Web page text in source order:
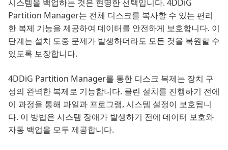
시스템을 백업하는 것은 현명한 선택입니다. 4DDiG
Partition Manager는 전체 디스크를 복사할 수 있는 편리
한 복제 기능을 제공하여 데이터를 안전하게 보호합니다. 이
단계는 설치 도중 문제가 발생하더라도 모든 것을 복원할 수
있도록 보장합니다.
4DDiG Partition Manager를 통한 디스크 복제는 장치 구
성의 완벽한 복제로 기능합니다. 클린 설치를 진행하기 전에
이 과정을 통해 파일과 프로그램, 시스템 설정이 보호됩니
다. 이 방법은 시스템 장애가 발생하기 전에 데이터 보호와
자동 백업을 모두 제공합니다.